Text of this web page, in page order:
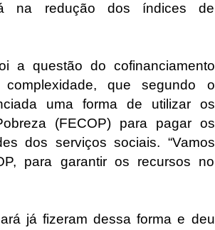
na redução dos índices de
a questão do cofinanciamento
que segundo o
uma forma de utilizar os
(FECOP) para pagar os
dos serviços sociais. “Vamos
para garantir os recursos no
já fizeram dessa forma e deu